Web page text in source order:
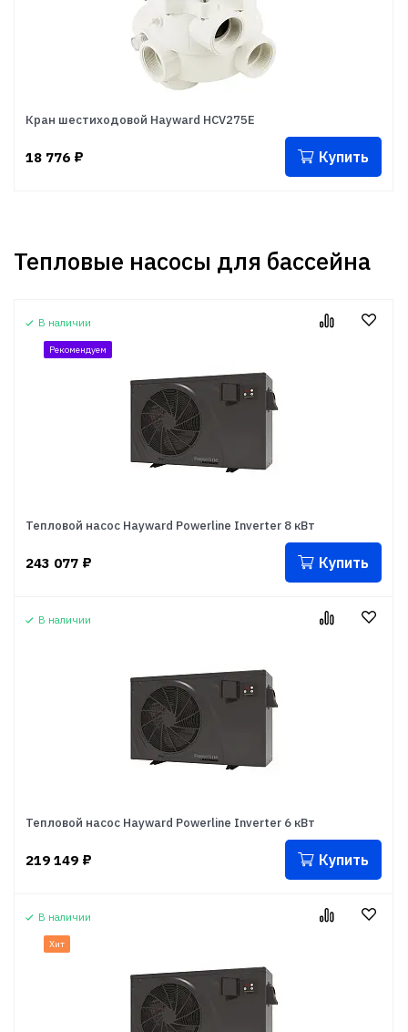
Кран шестиходовой Hayward HCV275E
18 776 ₽ Купить
Тепловые насосы для бассейна
В наличии
Рекомендуем
Тепловой насос Hayward Powerline Inverter 8 кВт
243 077 ₽ Купить
В наличии
Тепловой насос Hayward Powerline Inverter 6 кВт
219 149 ₽ Купить
В наличии
Хит